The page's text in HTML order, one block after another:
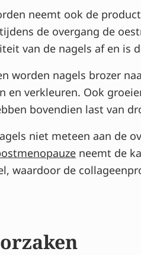
neemt ook de
de overgang de
van de nagels af en is
worden nagels brozer
en verkleuren. Ook
bovendien last van
niet meteen aan de
neemt de
waardoor de